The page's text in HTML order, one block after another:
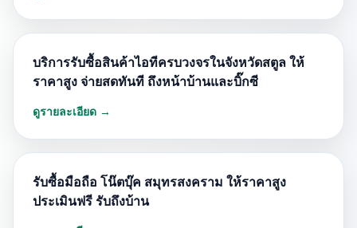
บริการรับซื้อสินค้าไอทีครบวงจรในจังหวัดสตูล ให้
ราคาสูง จ่ายสดทันที ถึงหน้าบ้านและบิ๊กซี
ดูรายละเอียด →
รับซื้อมือถือ โน๊ตบุ๊ค สมุทรสงคราม ให้ราคาสูง
ประเมินฟรี รับถึงบ้าน